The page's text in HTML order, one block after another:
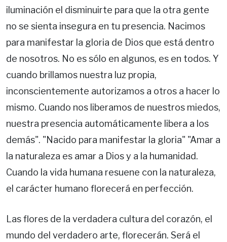
iluminación el disminuirte para que la otra gente
no se sienta insegura en tu presencia. Nacimos
para manifestar la gloria de Dios que está dentro
de nosotros. No es sólo en algunos, es en todos. Y
cuando brillamos nuestra luz propia,
inconscientemente autorizamos a otros a hacer lo
mismo. Cuando nos liberamos de nuestros miedos,
nuestra presencia automáticamente libera a los
demás". "Nacido para manifestar la gloria" "Amar a
la naturaleza es amar a Dios y a la humanidad.
Cuando la vida humana resuene con la naturaleza,
el carácter humano florecerá en perfección.
Las flores de la verdadera cultura del corazón, el
mundo del verdadero arte, florecerán. Será el